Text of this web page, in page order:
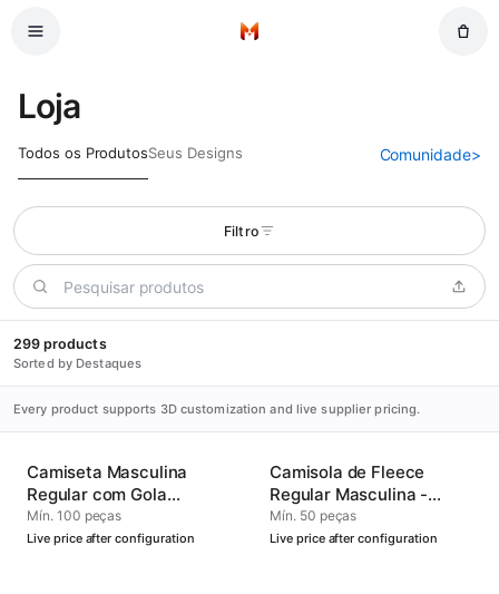
Início
Loja
Todos os ProdutosSeus Designs Comunidade>
Filtro
299 products
Sorted by Destaques
Every product supports 3D customization and live supplier pricing.
Camiseta Masculina
Regular com Gola
Redonda —
Personalizável
Mín. 100 peças
Live price after configuration
Camisola de Fleece
Regular Masculina -
Confortável e Versátil
Mín. 50 peças
Live price after configuration